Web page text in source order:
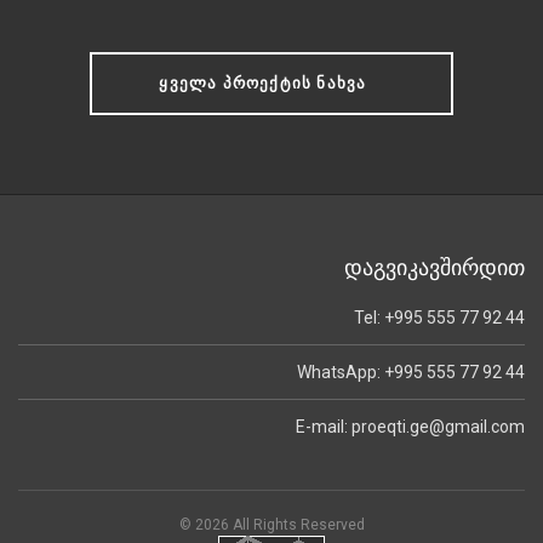
ᲧᲕᲔᲚᲐ ᲞᲠᲝᲔᲥᲢᲘᲡ ᲜᲐᲮᲕᲐ
დაგვიკავშირდით
Tel: +995 555 77 92 44
WhatsApp: +995 555 77 92 44
E-mail: proeqti.ge@gmail.com
© 2026 All Rights Reserved